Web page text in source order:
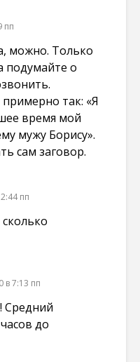
пп
можно. Только
подумайте о
так: «Я
время мой
мужу Борису».
сам заговор.
пп
в 7:13 пп
Средний
до